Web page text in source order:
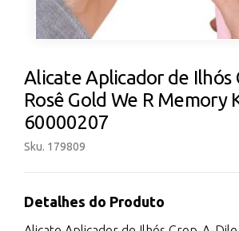
Alicate Aplicador de Ilhós
Rosê Gold We R Memory
60000207
Sku. 179809
Detalhes do Produto